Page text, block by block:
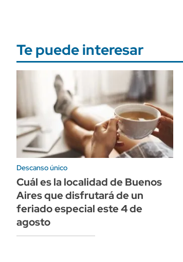
Te puede interesar
Descanso único
Cuál es la localidad de Buenos
Aires que disfrutará de un
feriado especial este 4 de
agosto